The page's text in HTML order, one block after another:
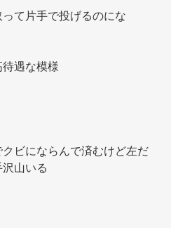
て片手で投げるのにな
遇な模様
ビにならんで済むけど左だ
山いる